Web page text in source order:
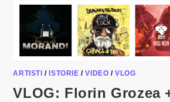
PÂRVULESCU
DESPRE
PR
SI
COMUNICARE
ÎN
MUZICA
ANULUI
ARTISTI / ISTORIE /VIDEO /VLOG
VLOG: Florin Grozea